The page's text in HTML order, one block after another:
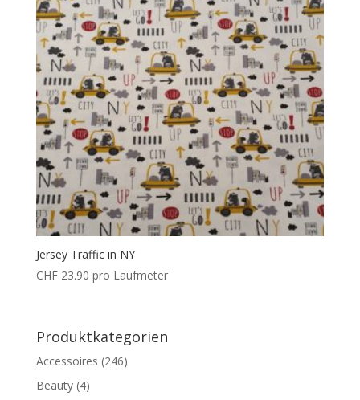
Jersey Traffic in NY
CHF23.90 pro Laufmeter
Produktkategorien
Accessoires (246)
Beauty (4)